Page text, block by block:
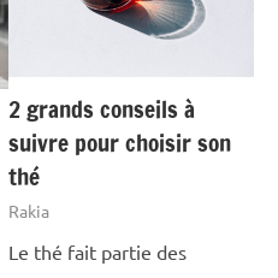
2 grands conseils à
suivre pour choisir son
thé
Rakia
Le thé fait partie des